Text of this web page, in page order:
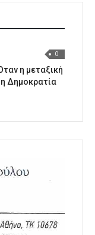
0
η μεταξική
Δημοκρατία